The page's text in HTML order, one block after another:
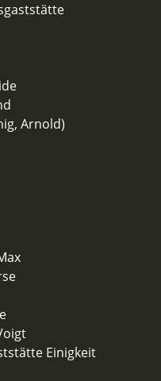
Arnold)
Einigkeit